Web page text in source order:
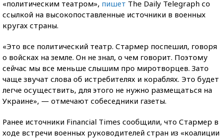
«политическим театром», пишет The Daily Telegraph со
ссылкой на высокопоставленные источники в военных
кругах страны.
«Это все политический театр. Стармер поспешил, говоря
о войсках на земле. Он не знал, о чем говорит. Поэтому
сейчас мы все меньше слышим про миротворцев. Зато
чаще звучат слова об истребителях и кораблях. Это будет
легче осуществить, для этого не нужно размещаться на
Украине», — отмечают собеседники газеты.
Ранее источники Financial Times сообщили, что Стармер в
ходе встречи военных руководителей стран из «коалиции